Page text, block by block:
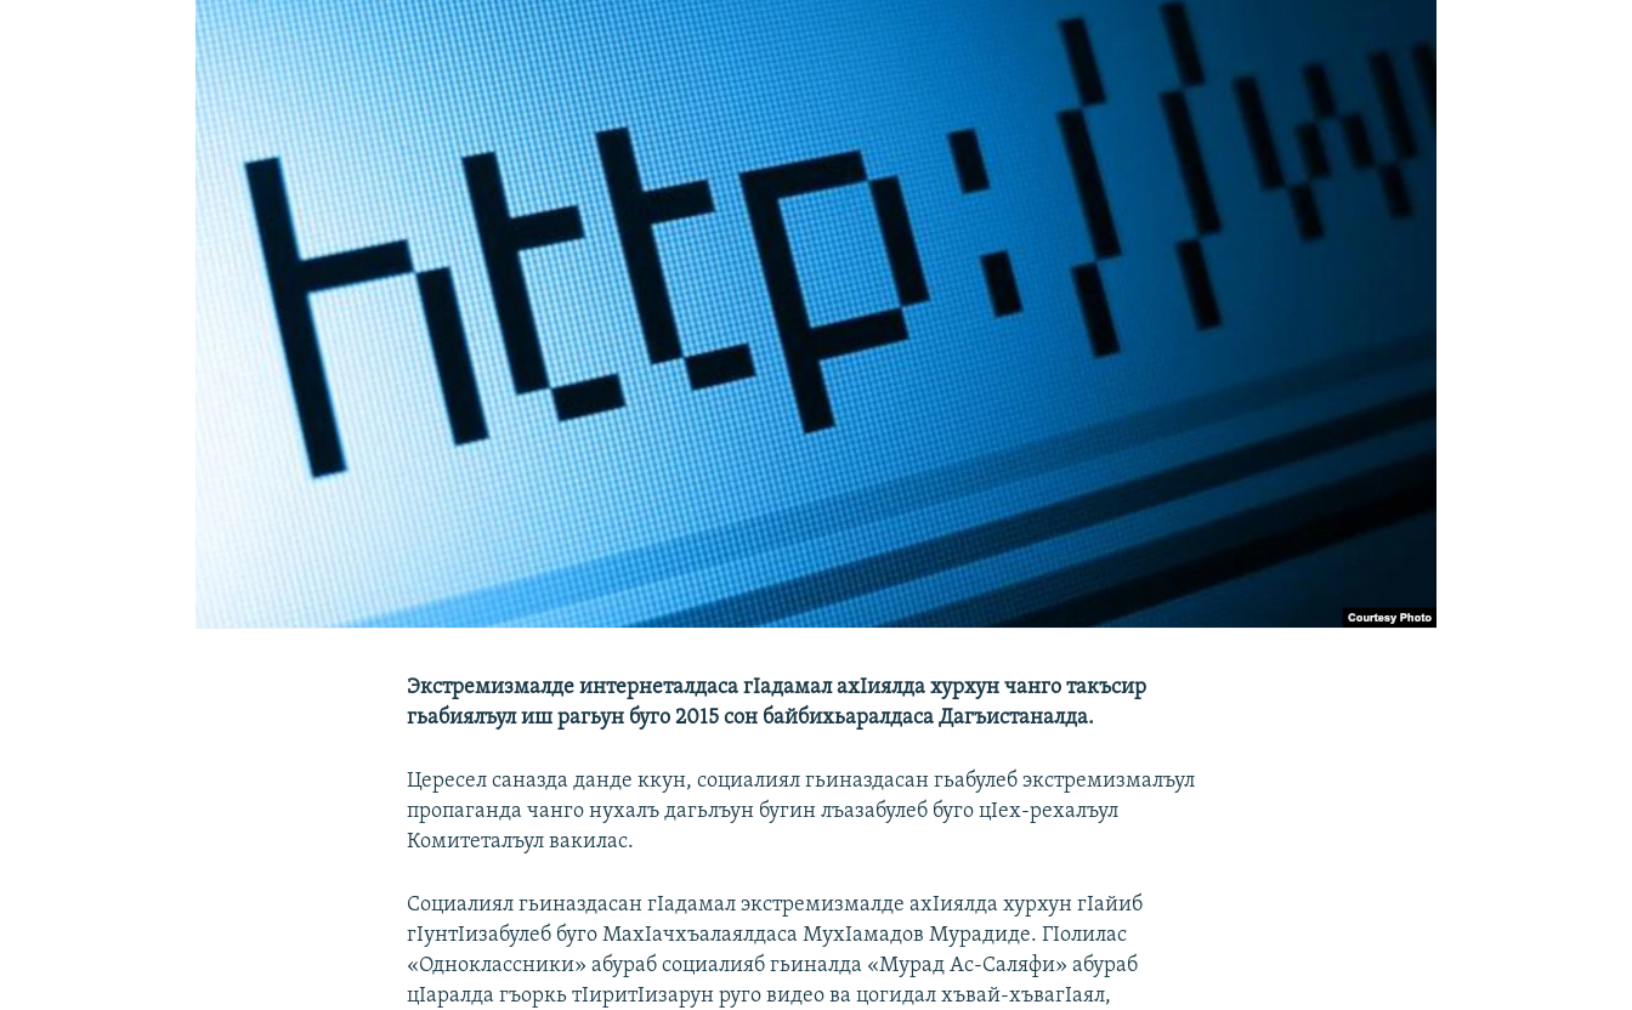
ПОДПИШИТЕСЬ НА РАССЫЛКУ
Экстремизмалде интернеталдаса гIадамал ахIиялда хурхун чанго такъсир
гьабиялъул иш рагьун буго 2015 сон байбихьаралдаса Дагъистаналда.
Цересел саназда данде ккун, социалиял гьиназдасан гьабулеб экстремизмалъул
пропаганда чанго нухалъ дагьлъун бугин лъазабулеб буго цIех-рехалъул
Комитеталъул вакилас.
Социалиял гьиназдасан гIадамал экстремизмалде ахIиялда хурхун гIайиб
гIунтIизабулеб буго МахIачхъалаялдаса МухIамадов Мурадиде. ГIолилас
«Одноклассники» абураб социалияб гьиналда «Мурад Ас-Саляфи» абураб
цIаралда гъоркь тIиритIизарун руго видео ва цогидал хъвай-хъвагIаял,